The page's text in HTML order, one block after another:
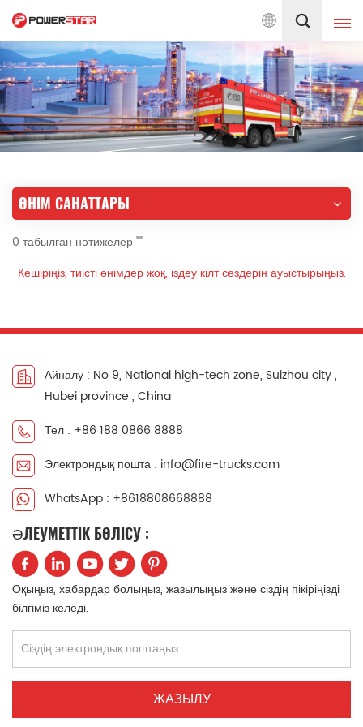
өрт сөндіру автокөліктеріне қызмет көрсетуге берілген
Қазақ
English français
Deutsch русский
português
العربية
한국의 Türkçe
中文
Filipino
српски
ӨНІМ САНАТТАРЫ
0 табылған нәтижелер ""
Кешіріңіз, тиісті өнімдер жоқ, іздеу кілт сөздерін ауыстырыңыз.
Айналу : No 9, National high-tech zone, Suizhou city ,
Hubei province , China
Тел : +86 188 0866 8888
Электрондық пошта : info@fire-trucks.com
WhatsApp : +8618808668888
ӘЛЕУМЕТТІК БӨЛІСУ :
Оқыңыз, хабардар болыңыз, жазылыңыз және сіздің пікіріңізді
білгіміз келеді.